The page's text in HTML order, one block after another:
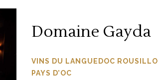
Domaine Gayda
VINS DU LANGUEDOC
PAYS D’OC